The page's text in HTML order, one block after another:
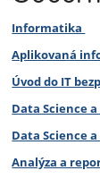
Informatika
Aplikovaná
Úvod do IT
Data Science
Data Science
Analýza a